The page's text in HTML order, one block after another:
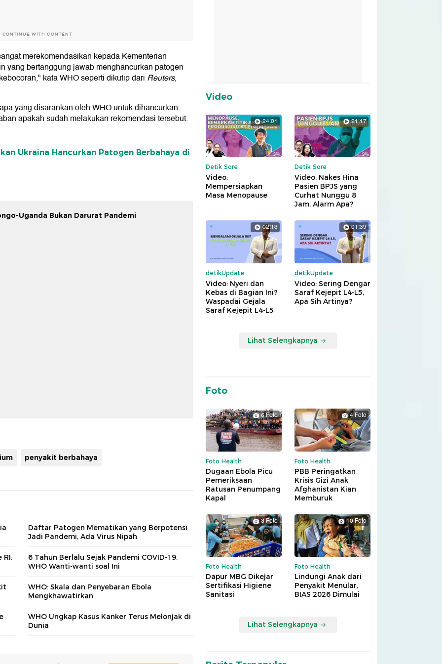
CONTINUE WITH CONTENT
merekomendasikan kepada Kementerian
yang bertanggung jawab menghancurkan patogen
kata WHO seperti dikutip dari Reuters,
yang disarankan oleh WHO untuk dihancurkan.
apakah sudah melakukan rekomendasi tersebut.
Ukraina Hancurkan Patogen Berbahaya di
Uganda Bukan Darurat Pandemi
penyakit berbahaya
Daftar Patogen Mematikan yang Berpotensi
Jadi Pandemi, Ada Virus Nipah
RI:
6 Tahun Berlalu Sejak Pandemi COVID-19,
WHO Wanti-wanti soal Ini
WHO: Skala dan Penyebaran Ebola
Mengkhawatirkan
WHO Ungkap Kasus Kanker Terus Melonjak di
Dunia
Video
24:01
Detik Sore
Video:
Mempersiapkan
Masa Menopause
21:17
Detik Sore
Video: Nakes Hina
Pasien BPJS yang
Curhat Nunggu 8
Jam, Alarm Apa?
02:13
detikUpdate
Video: Nyeri dan
Kebas di Bagian Ini?
Waspadai Gejala
Saraf Kejepit L4-L5
01:39
detikUpdate
Video: Sering Dengar
Saraf Kejepit L4-L5,
Apa Sih Artinya?
Lihat Selengkapnya
Foto
6 Foto
Foto Health
Dugaan Ebola Picu
Pemeriksaan
Ratusan Penumpang
Kapal
4 Foto
Foto Health
PBB Peringatkan
Krisis Gizi Anak
Afghanistan Kian
Memburuk
3 Foto
Foto Health
Dapur MBG Dikejar
Sertifikasi Higiene
Sanitasi
10 Foto
Foto Health
Lindungi Anak dari
Penyakit Menular,
BIAS 2026 Dimulai
Lihat Selengkapnya